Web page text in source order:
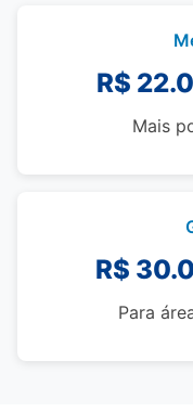
R$
Mais
R$
Para